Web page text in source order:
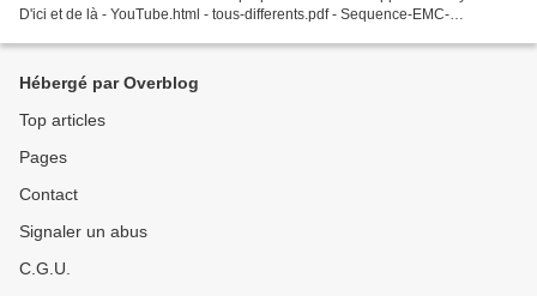
D'ici et de là - YouTube.html - tous-differents.pdf - Sequence-EMC-
Hébergé par Overblog
Top articles
Pages
Contact
Signaler un abus
C.G.U.